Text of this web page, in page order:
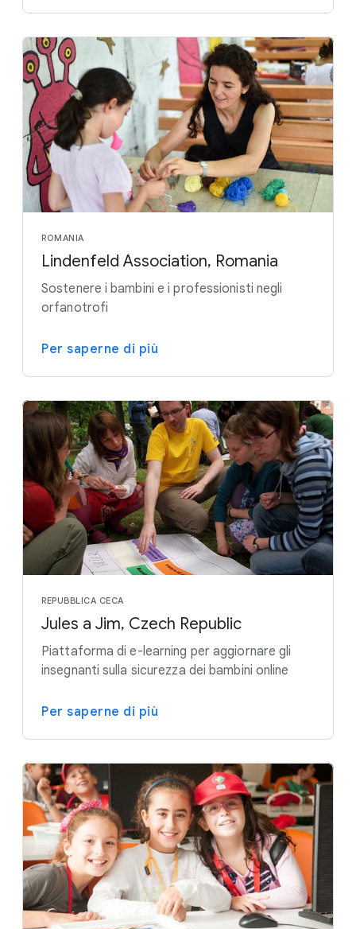
ROMANIA
Lindenfeld Association, Romania
Sostenere i bambini e i professionisti negli
orfanotrofi
Per saperne di più
REPUBBLICA CECA
Jules a Jim, Czech Republic
Piattaforma di e-learning per aggiornare gli
insegnanti sulla sicurezza dei bambini online
Per saperne di più